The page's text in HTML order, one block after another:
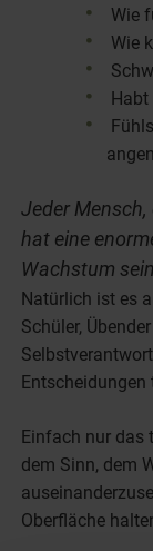
Wie
Wie
Jeder Mensch,
hat eine
Wachstum
Natürlich ist es
Schüler,
Einfach nur das
dem Sinn, dem
Oberfläche